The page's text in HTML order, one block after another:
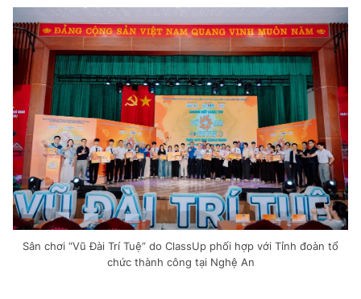
® Cấm sao chép dưới mọi hình thức nếu không có sự chấp
thông tin từ website này.
Sân chơi “Vũ Đài Trí Tuệ” do ClassUp phối hợp với Tỉnh đoàn tổ
chức thành công tại Nghệ An